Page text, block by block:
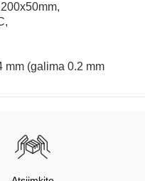
mm (galima 0.2 mm